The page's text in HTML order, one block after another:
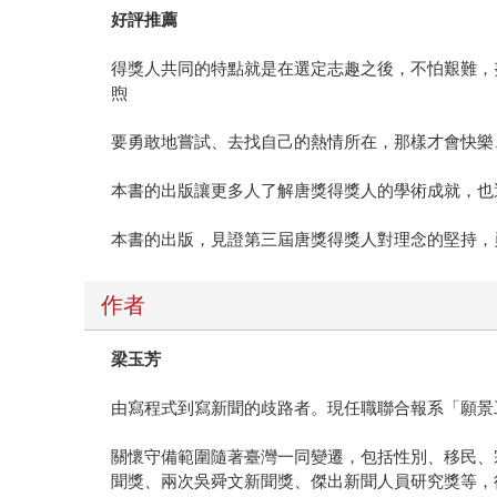
好評推薦
得獎人共同的特點就是在選定志趣之後，不怕艱難
煦
要勇敢地嘗試、去找自己的熱情所在，那樣才會快
本書的出版讓更多人了解唐獎得獎人的學術成就，
本書的出版，見證第三屆唐獎得獎人對理念的堅持
作者
梁玉芳
由寫程式到寫新聞的歧路者。現任職聯合報系「願
關懷守備範圍隨著臺灣一同變遷，包括性別、移民
聞獎、兩次吳舜文新聞獎、傑出新聞人員研究獎等